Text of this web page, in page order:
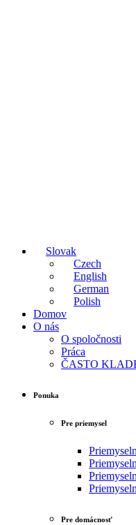
Slovak
Czech
English
German
Polish
Domov
O nás
O spoločnosti
Práca
ČASTO
Ponuka
Pre priemysel
Pre domácnosť